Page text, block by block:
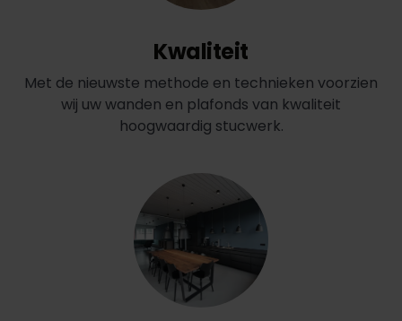
Kwaliteit
Met de nieuwste methode en technieken voorzien
wij uw wanden en plafonds van kwaliteit
hoogwaardig stucwerk.